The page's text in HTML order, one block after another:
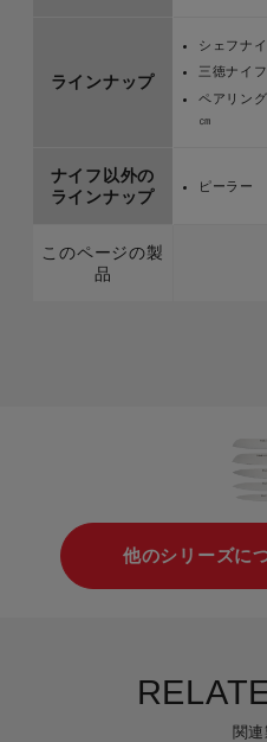
ラインナップ
シェフナ
三徳ナイ
ペアリン
㎝
ナイフ以外の
ラインナップ
ピーラー
このページの製
品
他のシリーズに
関